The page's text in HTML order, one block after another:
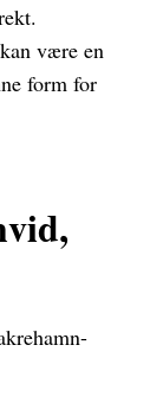
være en
form for